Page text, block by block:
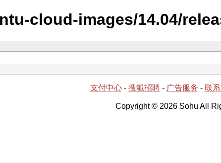
cloud-images/14.04/
支付中心- 搜狐招聘- 广告服务 - 联
Copyright © 2026 Sohu All